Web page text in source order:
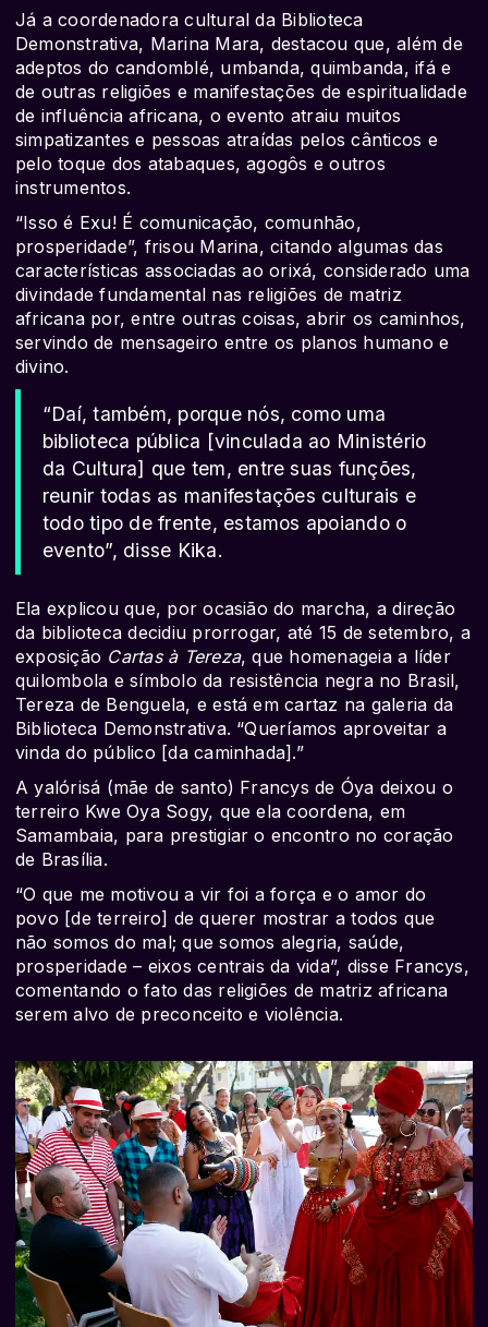
Já a coordenadora cultural da Biblioteca
Demonstrativa, Marina Mara, destacou que, além de
adeptos do candomblé, umbanda, quimbanda, ifá e
de outras religiões e manifestações de espiritualidade
de influência africana, o evento atraiu muitos
simpatizantes e pessoas atraídas pelos cânticos e
pelo toque dos atabaques, agogôs e outros
instrumentos.
“Isso é Exu! É comunicação, comunhão,
prosperidade”, frisou Marina, citando algumas das
características associadas ao orixá, considerado uma
divindade fundamental nas religiões de matriz
africana por, entre outras coisas, abrir os caminhos,
servindo de mensageiro entre os planos humano e
divino.
“Daí, também, porque nós, como uma
biblioteca pública [vinculada ao Ministério
da Cultura] que tem, entre suas funções,
reunir todas as manifestações culturais e
todo tipo de frente, estamos apoiando o
evento”, disse Kika.
Ela explicou que, por ocasião do marcha, a direção
da biblioteca decidiu prorrogar, até 15 de setembro, a
exposição Cartas à Tereza, que homenageia a líder
quilombola e símbolo da resistência negra no Brasil,
Tereza de Benguela, e está em cartaz na galeria da
Biblioteca Demonstrativa. “Queríamos aproveitar a
vinda do público [da caminhada].”
A yalórisá (mãe de santo) Francys de Óya deixou o
terreiro Kwe Oya Sogy, que ela coordena, em
Samambaia, para prestigiar o encontro no coração
de Brasília.
“O que me motivou a vir foi a força e o amor do
povo [de terreiro] de querer mostrar a todos que
não somos do mal; que somos alegria, saúde,
prosperidade – eixos centrais da vida”, disse Francys,
comentando o fato das religiões de matriz africana
serem alvo de preconceito e violência.